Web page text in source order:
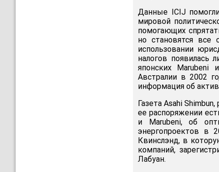
Данные ICIJ
мировой
помогающих
но становятся все
использовании
налогов появилась
японских Marubeni
Австралии в 2002
информация об
Газета Asahi
ее распоряжении
и Marubeni, об
энергопроектов в
Квинслэнд, в
компаний,
Лабуан.